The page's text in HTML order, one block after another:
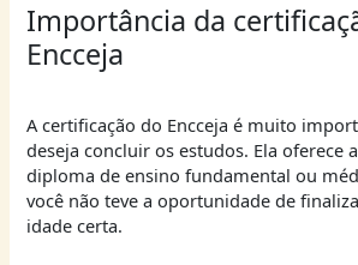
Importância da
Encceja
A certificação do Encceja é muito
deseja concluir os estudos. Ela oferece
diploma de ensino fundamental ou
você não teve a oportunidade de
idade certa.